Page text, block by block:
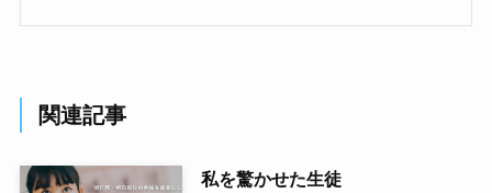
関連記事
私を驚かせた生徒